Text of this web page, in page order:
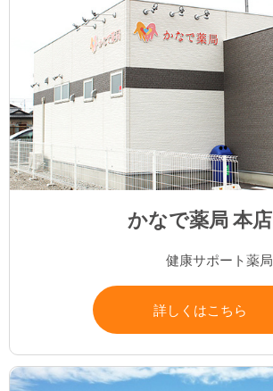
かなで薬局 本店
健康サポート薬局
詳しくはこちら